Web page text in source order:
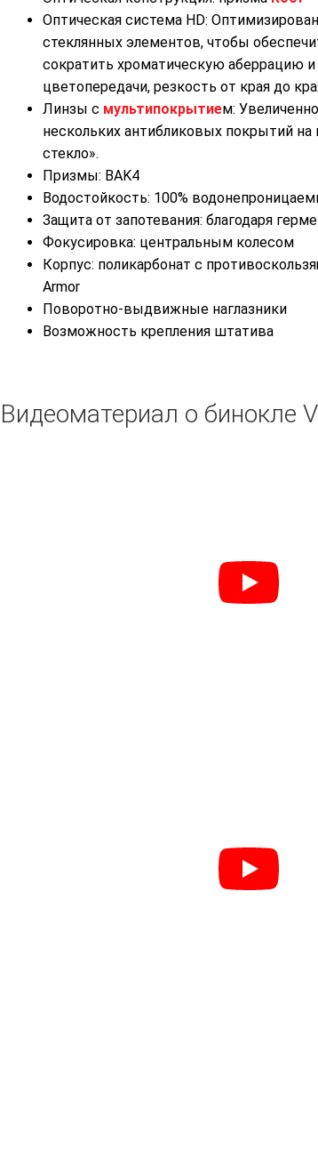
Бинокль Vortex Crossfire HD 12×50
20000 р.
Оптическая система HD:
стеклянных элементов, чтобы
сократить хроматическую аберрацию
цветопередачи, резкость от края до
Линзы с мультипокрытием:
нескольких антибликовых покрытий на
стекло».
Призмы: BAK4
Водостойкость: 100%
Защита от запотевания: благодаря
Фокусировка: центральным колесом
Корпус: поликарбонат с
Armor
Поворотно-выдвижные наглазники
Возможность крепления штатива
Видеоматериал о бинокле